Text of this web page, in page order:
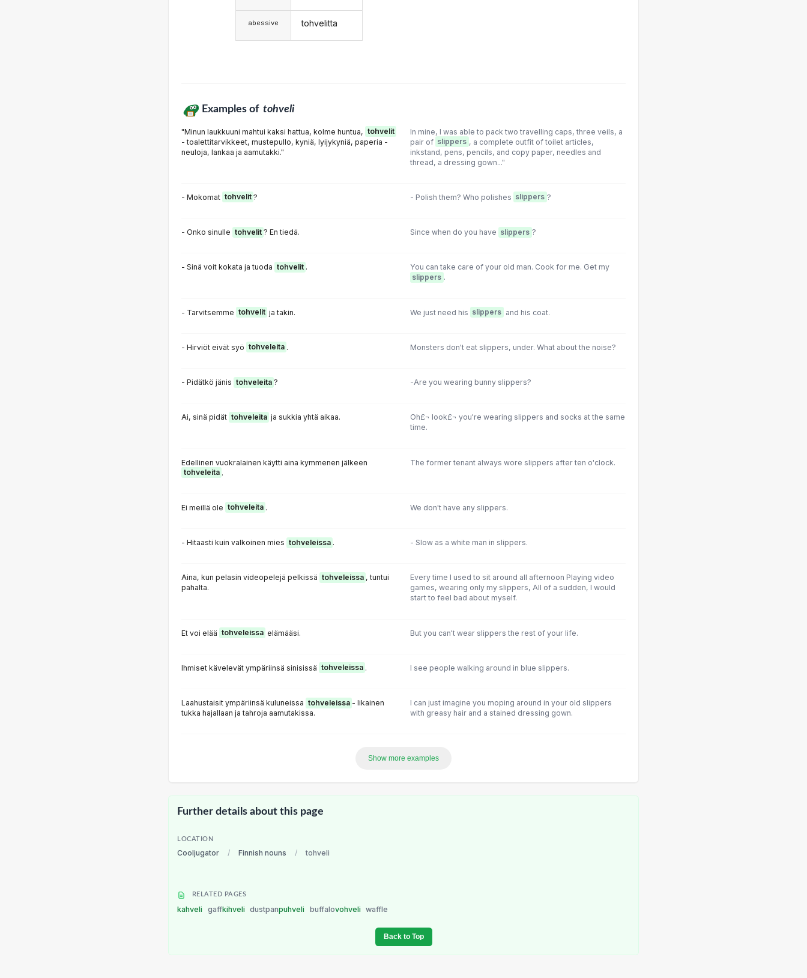
abessive tohvelitta
Examples of tohveli
"Minun laukkuuni mahtui kaksi hattua, kolme huntua, tohvelit
- toalettitarvikkeet, mustepullo, kyniä, lyijykyniä, paperia -
neuloja, lankaa ja aamutakki."
In mine, I was able to pack two travelling caps, three veils, a
pair of slippers , a complete outfit of toilet articles,
inkstand, pens, pencils, and copy paper, needles and
thread, a dressing gown..."
- Mokomat tohvelit ? - Polish them? Who polishes slippers ?
- Onko sinulle tohvelit ? En tiedä. Since when do you have slippers ?
- Sinä voit kokata ja tuoda tohvelit .
You can take care of your old man. Cook for me. Get my
slippers .
- Tarvitsemme tohvelit ja takin. We just need his slippers and his coat.
- Hirviöt eivät syö tohveleita . Monsters don't eat slippers, under. What about the noise?
- Pidätkö jänis tohveleita ? -Are you wearing bunny slippers?
Ai, sinä pidät tohveleita ja sukkia yhtä aikaa.
Oh£¬ look£¬ you're wearing slippers and socks at the same
time.
Edellinen vuokralainen käytti aina kymmenen jälkeen
tohveleita .
The former tenant always wore slippers after ten o'clock.
Ei meillä ole tohveleita . We don't have any slippers.
- Hitaasti kuin valkoinen mies tohveleissa . - Slow as a white man in slippers.
Aina, kun pelasin videopelejä pelkissä tohveleissa , tuntui
pahalta.
Every time I used to sit around all afternoon Playing video
games, wearing only my slippers, All of a sudden, I would
start to feel bad about myself.
Et voi elää tohveleissa elämääsi. But you can't wear slippers the rest of your life.
Ihmiset kävelevät ympäriinsä sinisissä tohveleissa . I see people walking around in blue slippers.
Laahustaisit ympäriinsä kuluneissa tohveleissa - likainen
tukka hajallaan ja tahroja aamutakissa.
l can just imagine you moping around in your old slippers
with greasy hair and a stained dressing gown.
Show more examples
Further details about this page
LOCATION
Cooljugator / Finnish nouns / tohveli
RELATED PAGES
kahveli gaffkihveli dustpanpuhveli buffalovohveli waffle
Back to Top